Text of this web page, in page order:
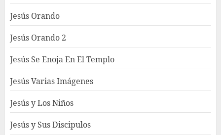
Jesús Orando
Jesús Orando 2
Jesús Se Enoja En El Templo
Jesús Varias Imágenes
Jesús y Los Niños
Jesús y Sus Discipulos